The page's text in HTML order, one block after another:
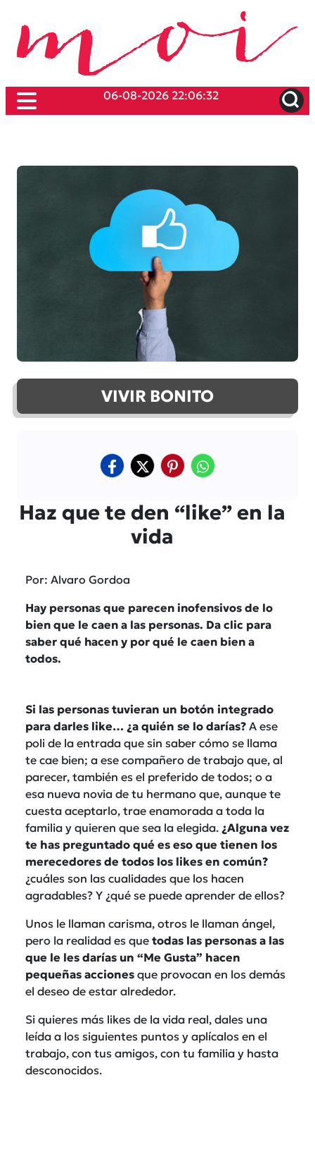
06-08-2026 22:06:32
VIVIR BONITO
Haz que te den “like” en la
vida
Por: Alvaro Gordoa
Hay personas que parecen inofensivos de lo
bien que le caen a las personas. Da clic para
saber qué hacen y por qué le caen bien a
todos.
Si las personas tuvieran un botón integrado
para darles like… ¿a quién se lo darías? A ese
poli de la entrada que sin saber cómo se llama
te cae bien; a ese compañero de trabajo que, al
parecer, también es el preferido de todos; o a
esa nueva novia de tu hermano que, aunque te
cuesta aceptarlo, trae enamorada a toda la
familia y quieren que sea la elegida. ¿Alguna vez
te has preguntado qué es eso que tienen los
merecedores de todos los likes en común?
¿cuáles son las cualidades que los hacen
agradables? Y ¿qué se puede aprender de ellos?
Unos le llaman carisma, otros le llaman ángel,
pero la realidad es que todas las personas a las
que le les darías un “Me Gusta” hacen
pequeñas acciones que provocan en los demás
el deseo de estar alrededor.
Si quieres más likes de la vida real, dales una
leída a los siguientes puntos y aplícalos en el
trabajo, con tus amigos, con tu familia y hasta
desconocidos.